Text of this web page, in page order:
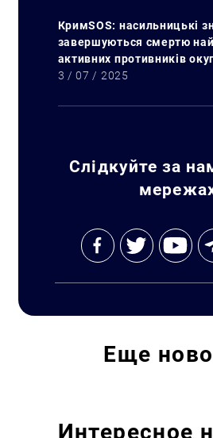
КримSOS: насильницькі
завершуються смертю
активних противників
3 / 07 / 2025
Слідкуйте за
Еще
Интересное